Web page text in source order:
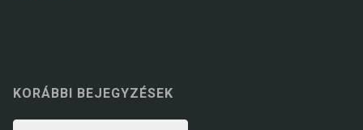
KORÁBBI BEJEGYZÉSEK